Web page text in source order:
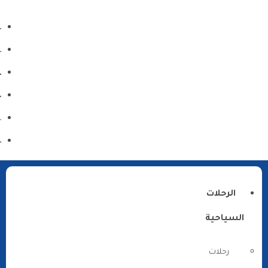
الرحلات
السياحية
رحلات